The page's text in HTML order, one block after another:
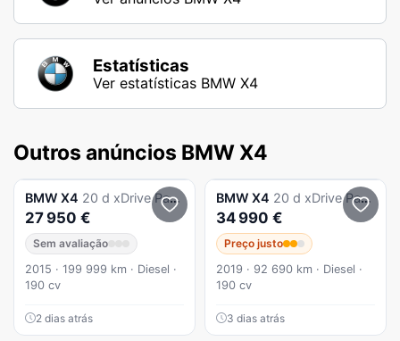
Estatísticas
Ver estatísticas BMW X4
Outros anúncios BMW X4
BMW X4 20 d xDrive Pack M
27 950 €
Sem avaliação
2015 · 199 999 km · Diesel ·
190 cv
2 dias atrás
BMW X4 20 d xDrive Pack M Auto
34 990 €
Preço justo
2019 · 92 690 km · Diesel ·
190 cv
3 dias atrás